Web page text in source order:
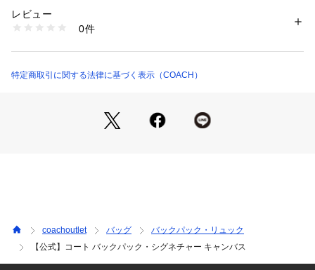
・外側にジップ ポケット
・ダブル ジップ開閉、裏地付き
・縦31.5cm x 横27.5cm x マチ12cm
実際のカラーと異なって見える場合がございます。
※プリント柄などは裁断の位置によって個体差があります。
どのライフスタイルを提案するアイテムをお求めいただけま
す。
商品番号：
CZ176#IMXHE （ショップ）
レビュー
0件
特定商取引に関する法律に基づく表示（COACH）
coachoutlet バッグ
バックパック・リュック
【公式】コート バックパック・シグネチャー キャンバス